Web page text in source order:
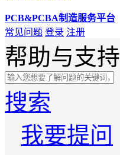
PCB&PCBA制造服务平台
常见问题 登录 注册
帮助与支持
搜索
我要提问